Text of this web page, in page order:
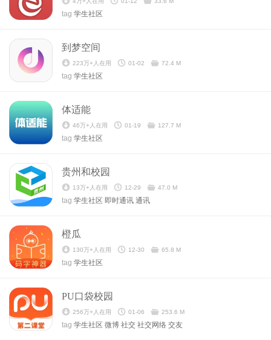
tag 学生社区
到梦空间
223万+人在用 01-02 72.4 M
tag 学生社区
体适能
46万+人在用 01-19 127.7 M
tag 学生社区
贵州和校园
13万+人在用 12-29 47.0 M
tag 学生社区 即时通讯 通讯
橙瓜
130万+人在用 12-30 65.8 M
tag 学生社区
PU口袋校园
256万+人在用 01-06 253.6 M
tag 学生社区 微博 社交 社交网络 交友